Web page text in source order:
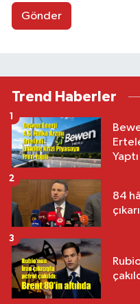
Gönder
Trend Haberler
Yaptı
84
2
3